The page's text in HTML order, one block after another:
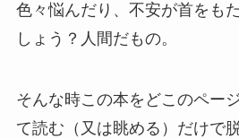
色々悩んだり、不安が首をも
しょう？人間だもの。
そんな時この本をどこのペー
て読む（又は眺める）だけで